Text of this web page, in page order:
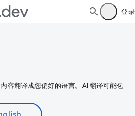
登录
容翻译成您偏好的语言。AI 翻译可能包